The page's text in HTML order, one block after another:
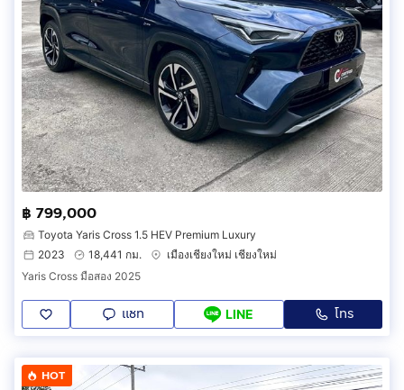
฿ 799,000
Toyota Yaris Cross 1.5 HEV Premium Luxury
2023
18,441 กม.
เมืองเชียงใหม่ เชียงใหม่
Yaris Cross มือสอง 2025
แชท LINE โทร
HOT